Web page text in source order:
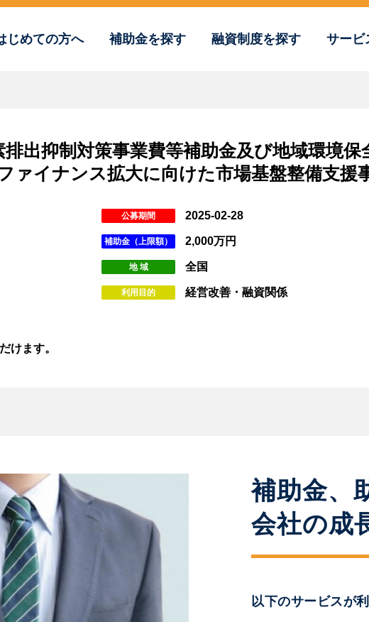
じめての方へ 補助金を探す 融資制度を探す
サービ
出抑制対策事業費等補助金及び地域環境
ァイナンス拡大に向けた市場基盤整備支援
公募期間 2025-02-28
補助金（上限額） 2,000万円
地 域 全国
利用目的 経営改善・融資関係
けます。
補助金、
会社の成
以下のサービスが